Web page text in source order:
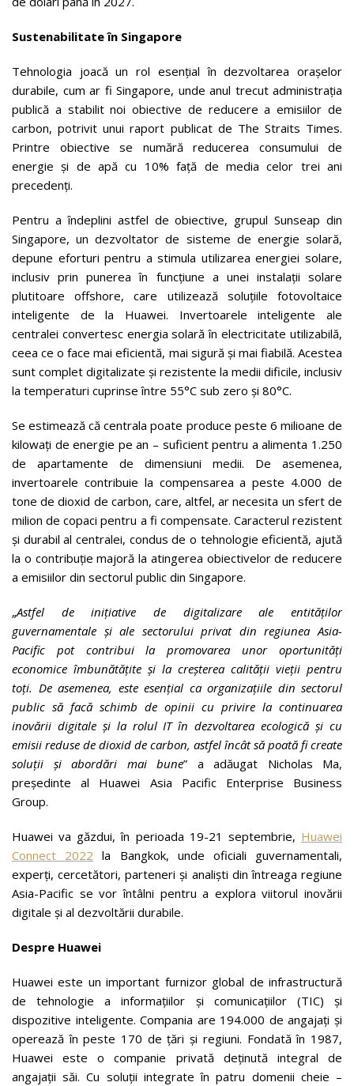
Sustenabilitate în Singapore
Tehnologia joacă un rol esențial în dezvoltarea orașelor
durabile, cum ar fi Singapore, unde anul trecut administrația
publică a stabilit noi obiective de reducere a emisiilor de
carbon, potrivit unui raport publicat de The Straits Times.
Printre obiective se numără reducerea consumului de
energie și de apă cu 10% față de media celor trei ani
precedenți.
Pentru a îndeplini astfel de obiective, grupul Sunseap din
Singapore, un dezvoltator de sisteme de energie solară,
depune eforturi pentru a stimula utilizarea energiei solare,
inclusiv prin punerea în funcțiune a unei instalații solare
plutitoare offshore, care utilizează soluțiile fotovoltaice
inteligente de la Huawei. Invertoarele inteligente ale
centralei convertesc energia solară în electricitate utilizabilă,
ceea ce o face mai eficientă, mai sigură și mai fiabilă. Acestea
sunt complet digitalizate și rezistente la medii dificile, inclusiv
la temperaturi cuprinse între 55°C sub zero și 80°C.
Se estimează că centrala poate produce peste 6 milioane de
kilowați de energie pe an – suficient pentru a alimenta 1.250
de apartamente de dimensiuni medii. De asemenea,
invertoarele contribuie la compensarea a peste 4.000 de
tone de dioxid de carbon, care, altfel, ar necesita un sfert de
milion de copaci pentru a fi compensate. Caracterul rezistent
și durabil al centralei, condus de o tehnologie eficientă, ajută
la o contribuție majoră la atingerea obiectivelor de reducere
a emisiilor din sectorul public din Singapore.
„Astfel de inițiative de digitalizare ale entităților
guvernamentale și ale sectorului privat din regiunea Asia-
Pacific pot contribui la promovarea unor oportunități
economice îmbunătățite și la creșterea calității vieții pentru
toți. De asemenea, este esențial ca organizațiile din sectorul
public să facă schimb de opinii cu privire la continuarea
inovării digitale și la rolul IT în dezvoltarea ecologică și cu
emisii reduse de dioxid de carbon, astfel încât să poată fi create
soluții și abordări mai bune” a adăugat Nicholas Ma,
președinte al Huawei Asia Pacific Enterprise Business
Group.
Huawei va găzdui, în perioada 19-21 septembrie, Huawei
Connect 2022 la Bangkok, unde oficiali guvernamentali,
experți, cercetători, parteneri și analiști din întreaga regiune
Asia-Pacific se vor întâlni pentru a explora viitorul inovării
digitale și al dezvoltării durabile.
Despre Huawei
Huawei este un important furnizor global de infrastructură
de tehnologie a informațiilor și comunicațiilor (TIC) și
dispozitive inteligente. Compania are 194.000 de angajați și
operează în peste 170 de țări și regiuni. Fondată în 1987,
Huawei este o companie privată deținută integral de
angajații săi. Cu soluții integrate în patru domenii cheie –